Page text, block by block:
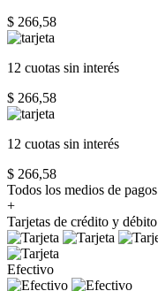
$ 266,58
12 cuotas sin interés
$ 266,58
12 cuotas sin interés
$ 266,58
Todos los medios de pagos
+
Tarjetas de crédito y débito
Efectivo